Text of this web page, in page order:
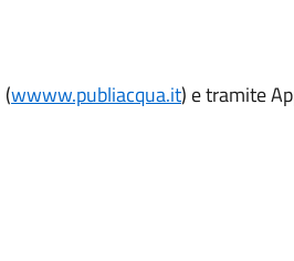
wwww.publiacqua.it) e tramite